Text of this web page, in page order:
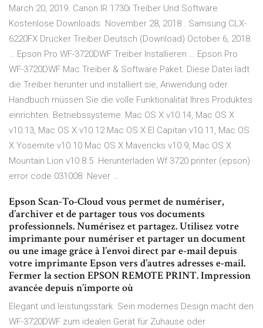
March 20, 2019. Canon IR 1730i Treiber Und Software
Kostenlose Downloads. November 28, 2018 . Samsung CLX-
6220FX Drucker Treiber Deutsch (Download) October 6, 2018.
… Epson Pro WF-3720DWF Treiber Installieren … Epson Pro
WF-3720DWF Mac Treiber & Software Paket. Diese Datei lädt
die Treiber herunter und installiert sie, Anwendung oder
Handbuch müssen Sie die volle Funktionalität Ihres Produktes
einrichten. Betriebssysteme: Mac OS X v10.14, Mac OS X
v10.13, Mac OS X v10.12 Mac OS X El Capitan v10.11, Mac OS
X Yosemite v10.10 Mac OS X Mavericks v10.9, Mac OS X
Mountain Lion v10.8.5. Herunterladen Wf 3720 printer (epson)
error code 031008. Never …
Epson Scan-To-Cloud vous permet de numériser,
d’archiver et de partager tous vos documents
professionnels. Numérisez et partagez. Utilisez votre
imprimante pour numériser et partager un document
ou une image grâce à l’envoi direct par e-mail depuis
votre imprimante Epson vers d’autres adresses e-mail.
Fermer la section EPSON REMOTE PRINT. Impression
avancée depuis n’importe où
Elegant und leistungsstark. Sein modernes Design macht den
WF-3720DWF zum idealen Gerät für Zuhause oder